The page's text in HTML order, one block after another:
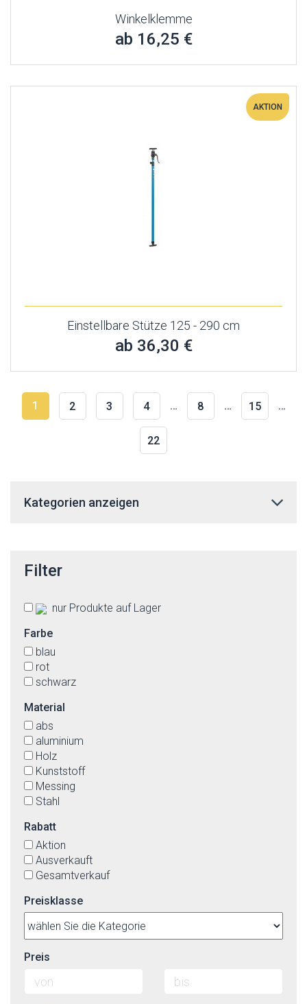
Winkelklemme
ab 16,25 €
AKTION
Einstellbare Stütze 125 - 290 cm
ab 36,30 €
1 2 3 4 … 8 … 15 …
22
Kategorien anzeigen
Filter
nur Produkte auf Lager
Farbe
blau
rot
schwarz
Material
abs
aluminium
Holz
Kunststoff
Messing
Stahl
Rabatt
Aktion
Ausverkauft
Gesamtverkauf
Preisklasse
Preis